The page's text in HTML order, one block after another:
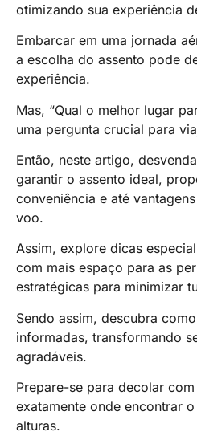
otimizando sua experiência
Embarcar em uma jornada
a escolha do assento pode
experiência.
Mas, “Qual o melhor lugar
uma pergunta crucial para
Então, neste artigo,
garantir o assento ideal,
conveniência e até
voo.
Assim, explore dicas
com mais espaço para as
estratégicas para minimizar
Sendo assim, descubra
informadas, transformando
agradáveis.
Prepare-se para decolar
exatamente onde encontrar
alturas.